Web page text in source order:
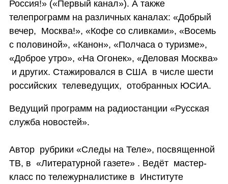
Россия!» («Первый канал»). А также
телепрограмм на различных каналах: «Добрый
вечер, Москва!», «Кофе со сливками», «Восемь
с половиной», «Канон», «Полчаса о туризме»,
«Доброе утро», «На Огонек», «Деловая Москва»
и других. Стажировался в США в числе шести
российских телеведущих, отобранных ЮСИА.
Ведущий программ на радиостанции «Русская
служба новостей».
Автор рубрики «Следы на Теле», посвященной
ТВ, в «Литературной газете» . Ведёт мастер-
класс по тележурналистике в Институте